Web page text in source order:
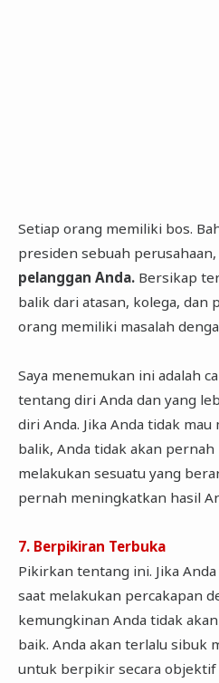
Setiap orang memiliki bos.
presiden sebuah
pelanggan Anda.Bersikap
balik dari atasan, kolega, dan
orang memiliki masalah
Saya menemukan ini adalah
tentang diri Anda dan yang
diri Anda. Jika Anda tidak
balik, Anda tidak akan pernah
melakukan sesuatu yang
pernah meningkatkan hasil
7. Berpikiran Terbuka
Pikirkan tentang ini. Jika
saat melakukan percakapan
kemungkinan Anda tidak
baik. Anda akan terlalu sibuk
untuk berpikir secara objektif